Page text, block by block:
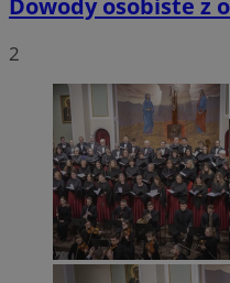
Dowody osobiste z
2